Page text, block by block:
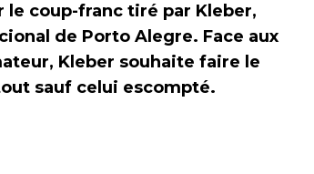
coup-franc tiré par Kleber,
de Porto Alegre. Face aux
Kleber souhaite faire le
sauf celui escompté.